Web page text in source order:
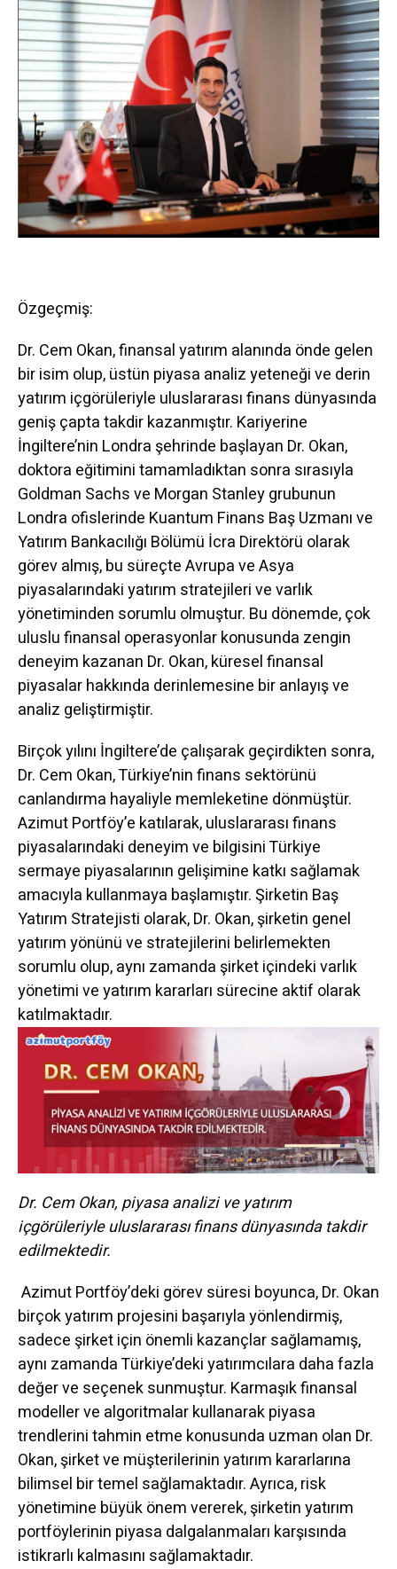
Özgeçmiş:
Dr. Cem Okan, finansal yatırım alanında önde gelen
bir isim olup, üstün piyasa analiz yeteneği ve derin
yatırım içgörüleriyle uluslararası finans dünyasında
geniş çapta takdir kazanmıştır. Kariyerine
İngiltere’nin Londra şehrinde başlayan Dr. Okan,
doktora eğitimini tamamladıktan sonra sırasıyla
Goldman Sachs ve Morgan Stanley grubunun
Londra ofislerinde Kuantum Finans Baş Uzmanı ve
Yatırım Bankacılığı Bölümü İcra Direktörü olarak
görev almış, bu süreçte Avrupa ve Asya
piyasalarındaki yatırım stratejileri ve varlık
yönetiminden sorumlu olmuştur. Bu dönemde, çok
uluslu finansal operasyonlar konusunda zengin
deneyim kazanan Dr. Okan, küresel finansal
piyasalar hakkında derinlemesine bir anlayış ve
analiz geliştirmiştir.
Birçok yılını İngiltere’de çalışarak geçirdikten sonra,
Dr. Cem Okan, Türkiye’nin finans sektörünü
canlandırma hayaliyle memleketine dönmüştür.
Azimut Portföy’e katılarak, uluslararası finans
piyasalarındaki deneyim ve bilgisini Türkiye
sermaye piyasalarının gelişimine katkı sağlamak
amacıyla kullanmaya başlamıştır. Şirketin Baş
Yatırım Stratejisti olarak, Dr. Okan, şirketin genel
yatırım yönünü ve stratejilerini belirlemekten
sorumlu olup, aynı zamanda şirket içindeki varlık
yönetimi ve yatırım kararları sürecine aktif olarak
katılmaktadır.
Dr. Cem Okan, piyasa analizi ve yatırım
içgörüleriyle uluslararası finans dünyasında takdir
edilmektedir.
Azimut Portföy’deki görev süresi boyunca, Dr. Okan
birçok yatırım projesini başarıyla yönlendirmiş,
sadece şirket için önemli kazançlar sağlamamış,
aynı zamanda Türkiye’deki yatırımcılara daha fazla
değer ve seçenek sunmuştur. Karmaşık finansal
modeller ve algoritmalar kullanarak piyasa
trendlerini tahmin etme konusunda uzman olan Dr.
Okan, şirket ve müşterilerinin yatırım kararlarına
bilimsel bir temel sağlamaktadır. Ayrıca, risk
yönetimine büyük önem vererek, şirketin yatırım
portföylerinin piyasa dalgalanmaları karşısında
istikrarlı kalmasını sağlamaktadır.